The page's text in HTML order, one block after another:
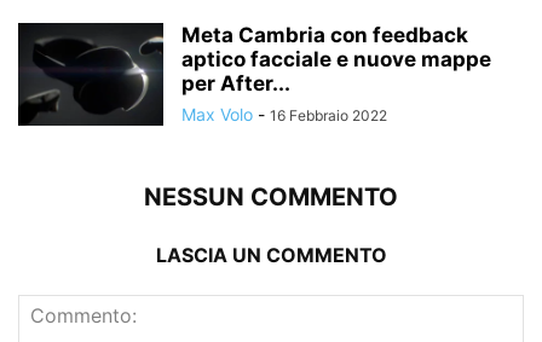
Meta Cambria con feedback
aptico facciale e nuove mappe
per After...
Max Volo - 16 Febbraio 2022
NESSUN COMMENTO
LASCIA UN COMMENTO